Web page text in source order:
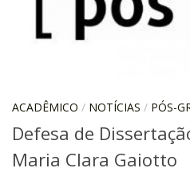
1° semestre
2° semestre
Aluno Especial
ACADÊMICO / NOTÍCIAS / PÓS-
Defesa de
Maria Clara Gaiotto